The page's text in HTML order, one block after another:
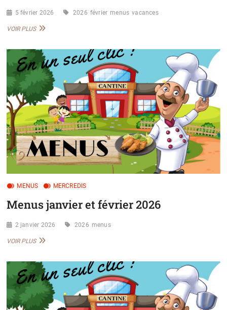
5 février 2026 2026 février menus vacances
VOIR PLUSMENUS
2026
MENUS MERCREDIS
Menus janvier et février 2026
2 janvier 2026 2026 menus
VOIR PLUSMENUS
FÉVRIER
2026